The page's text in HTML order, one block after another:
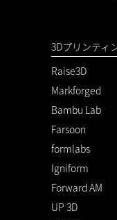
3Dプリンティ
Raise3D
Markforged
Bambu Lab
Farsoon
formlabs
Igniform
Forward AM
UP 3D